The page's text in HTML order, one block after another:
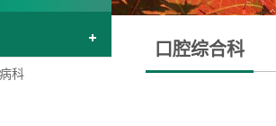
科
口腔综合科